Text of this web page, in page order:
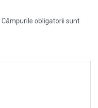
Câmpurile obligatorii sunt